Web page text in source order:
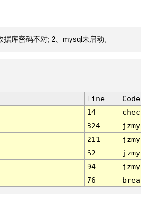
库密码不对; 2、mysql未启动。
Line
Code
14
324
211
62
94
76